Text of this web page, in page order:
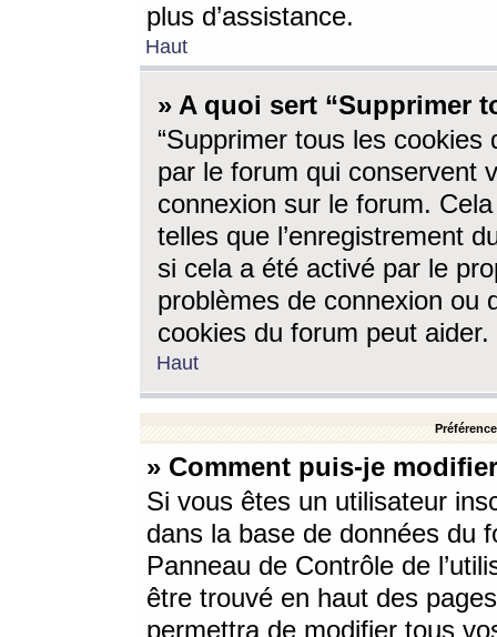
plus d’assistance.
Haut
» A quoi sert “Supprimer
“Supprimer tous les cookies
par le forum qui conservent
connexion sur le forum.
telles que l’enregistrement
si cela a été activé par le
problèmes de connexion ou
cookies du forum peut aider.
Haut
» Comment puis-je
Si vous êtes un utilisateur
dans la base de données du
Panneau de Contrôle de
être trouvé en haut des
permettra de modifier tous